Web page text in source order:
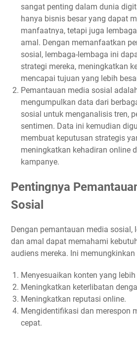
Implementasi Pemantauan
Tindakan yang Diambil
Tips untuk Meningkatkan Reputasi
Pemantauan Media Sosial
1. Pilih Alat Pemantauan yang
2. Identifikasi Kata Kunci dan
3. Tanggapi Keluhan dengan
4. Proaktif dalam Berkomunikasi
5. Gunakan Data untuk
6. Kampanye Positif dan
Mengidentifikasi Kebutuhan Siswa
Media Sosial
Implementasi Pemantauan
Tindakan yang Diambil
Pemantauan Media Sosial
1. Pilih Alat Pemantauan yang
2. Identifikasi Kata Kunci dan
4. Buat Kategori Masalah
5. Ambil Tindakan Proaktif
6. Komunikasikan Perubahan
Mendukung Pemasaran dan
sangat penting dalam dunia
hanya bisnis besar yang dapat
manfaatnya, tetapi juga
amal. Dengan memanfaatkan
sosial, lembaga-lembaga ini
strategi mereka, meningkatkan
mencapai tujuan yang lebih
Pemantauan media sosial
mengumpulkan data dari
sosial untuk menganalisis tren,
sentimen. Data ini kemudian
membuat keputusan strategis
meningkatkan kehadiran online
kampanye.
Pentingnya
Sosial
Dengan pemantauan media sosial,
dan amal dapat memahami
audiens mereka. Ini
Menyesuaikan konten yang lebih
Meningkatkan keterlibatan
Meningkatkan reputasi online.
Mengidentifikasi dan merespon
cepat.